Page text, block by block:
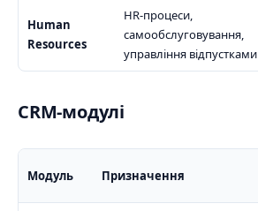
Human
Resources
HR-процеси,
самообслуговування,
управління відпустками
CRM-модулі
Модуль Призначення